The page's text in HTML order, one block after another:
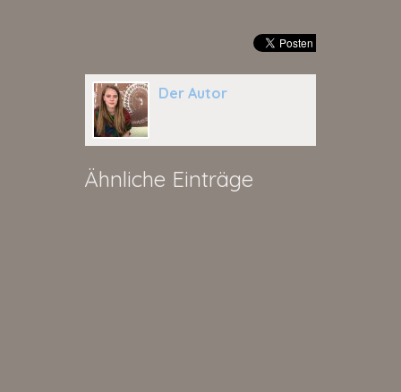
Der Autor
Ähnliche Einträge